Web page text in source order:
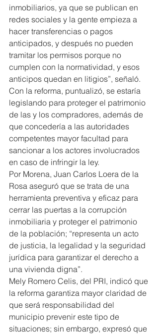
inmobiliarios, ya que se publican en
redes sociales y la gente empieza a
hacer transferencias o pagos
anticipados, y después no pueden
tramitar los permisos porque no
cumplen con la normatividad, y esos
anticipos quedan en litigios”, señaló.
Con la reforma, puntualizó, se estaría
legislando para proteger el patrimonio
de las y los compradores, además de
que concedería a las autoridades
competentes mayor facultad para
sancionar a los actores involucrados
en caso de infringir la ley.
Por Morena, Juan Carlos Loera de la
Rosa aseguró que se trata de una
herramienta preventiva y eficaz para
cerrar las puertas a la corrupción
inmobiliaria y proteger el patrimonio
de la población; “representa un acto
de justicia, la legalidad y la seguridad
jurídica para garantizar el derecho a
una vivienda digna”.
Mely Romero Celis, del PRI, indicó que
la reforma garantiza mayor claridad de
que será responsabilidad del
municipio prevenir este tipo de
situaciones; sin embargo, expresó que